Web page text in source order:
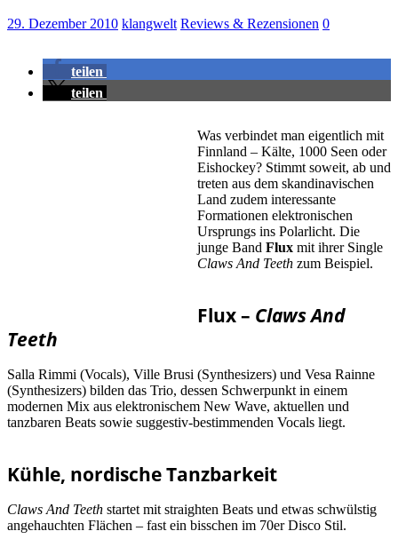
29. Dezember 2010 klangwelt Reviews & Rezensionen 0
teilen
teilen
Was verbindet man eigentlich mit
Finnland – Kälte, 1000 Seen oder
Eishockey? Stimmt soweit, ab und
treten aus dem skandinavischen
Land zudem interessante
Formationen elektronischen
Ursprungs ins Polarlicht. Die
junge Band Flux mit ihrer Single
Claws And Teeth zum Beispiel.
Flux – Claws And
Teeth
Salla Rimmi (Vocals), Ville Brusi (Synthesizers) und Vesa Rainne
(Synthesizers) bilden das Trio, dessen Schwerpunkt in einem
modernen Mix aus elektronischem New Wave, aktuellen und
tanzbaren Beats sowie suggestiv-bestimmenden Vocals liegt.
Kühle, nordische Tanzbarkeit
Claws And Teeth startet mit straighten Beats und etwas schwülstig
angehauchten Flächen – fast ein bisschen im 70er Disco Stil.